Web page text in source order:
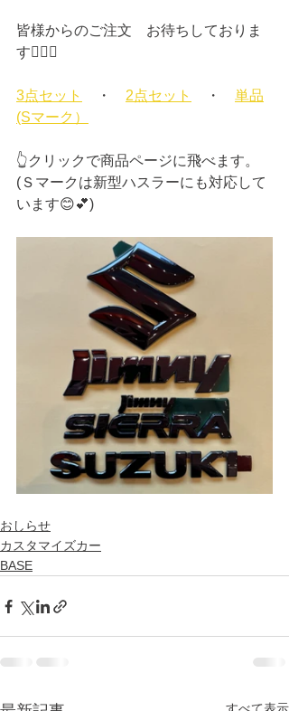
皆様からのご注文　お待ちしておりま
す🙇‍♂️✨
3点セット ・ 2点セット ・ 単品
(Sマーク）
👆クリックで商品ページに飛べます。
(Ｓマークは新型ハスラーにも対応して
います😊💕)
おしらせ
カスタマイズカー
BASE